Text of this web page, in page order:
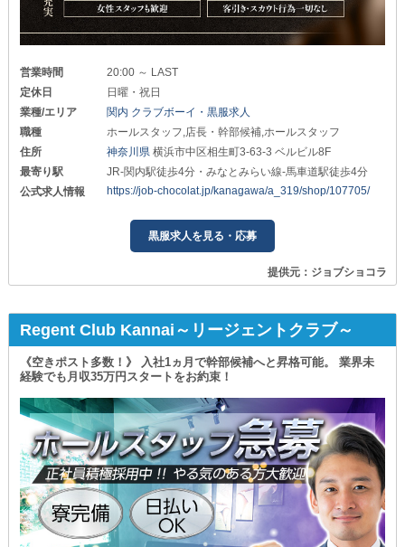
営業時間
20:00 ～ LAST
定休日
日曜・祝日
業種/エリア
関内 クラブボーイ・黒服求人
職種
ホールスタッフ,店長・幹部候補,ホールスタッフ
住所
神奈川県横浜市中区相生町3-63-3 ベルビル8F
最寄り駅
JR-関内駅徒歩4分・みなとみらい線-馬車道駅徒歩4分
公式求人情報
https://job-chocolat.jp/kanagawa/a_319/shop/107705/
黒服求人を見る・応募
提供元：ジョブショコラ
Regent Club Kannai～リージェントクラブ～
《空きポスト多数！》 入社1ヵ月で幹部候補へと昇格可能。 業界未
経験でも月収35万円スタートをお約束！